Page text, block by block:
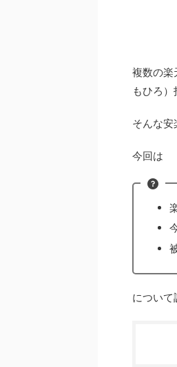
複数の楽
もひろ）
そんな安
今回は
について